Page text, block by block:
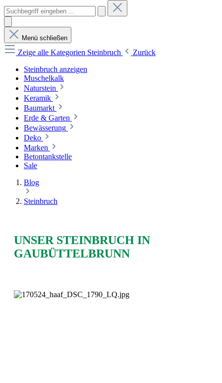
Menü schließen
Zeige alle Kategorien Steinbruch
Zurück
Steinbruch anzeigen
Muschelkalk
Naturstein
Keramik
Baumarkt
Erde & Garten
Bewässerung
Deko
Marken
Betontankstelle
Sale
Blog
Steinbruch
UNSER STEINBRUCH IN
GAUBÜTTELBRUNN